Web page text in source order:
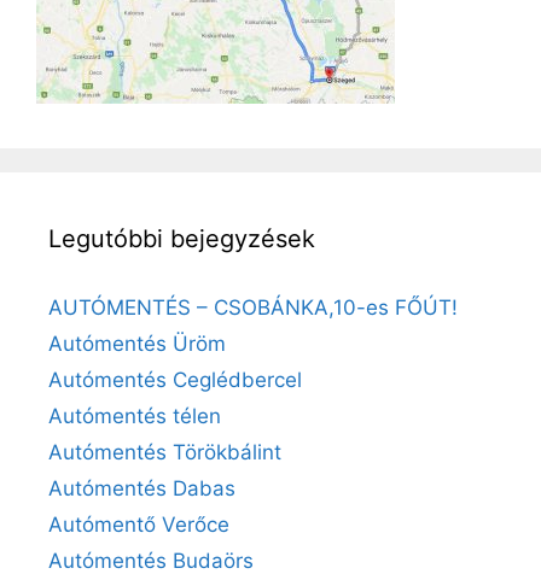
Legutóbbi bejegyzések
AUTÓMENTÉS – CSOBÁNKA,10-es FŐÚT!
Autómentés Üröm
Autómentés Ceglédbercel
Autómentés télen
Autómentés Törökbálint
Autómentés Dabas
Autómentő Verőce
Autómentés Budaörs